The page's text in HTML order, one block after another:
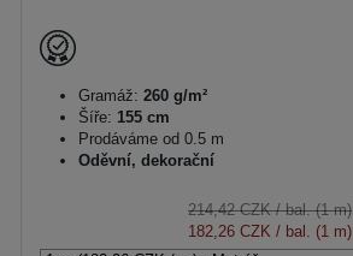
Gramáž: 260 g/m²
Šíře: 155 cm
Prodáváme od 0.5 m
Oděvní, dekorační
214,42 CZK/ bal. (1 m)
182,26 CZK / bal. (1 m)